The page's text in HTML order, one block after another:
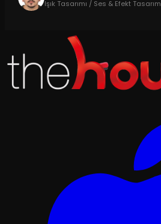
Işık Tasarımı / Ses & Efekt Tasarım